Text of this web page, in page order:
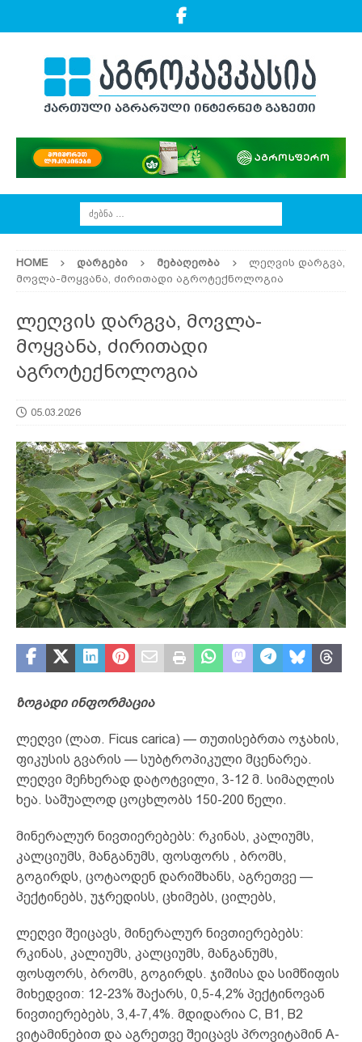
HOME ᲓᲐᲠᲒᲔᲑᲘ ᲛᲔᲑᲐᲦᲔᲝᲑᲐ
ლეღვის დარგვა,
მოვლა-მოყვანა, ძირითადი აგროტექნოლოგია
ლეღვის დარგვა, მოვლა-
მოყვანა, ძირითადი
აგროტექნოლოგია
05.03.2026
ზოგადი ინფორმაცია
ლეღვი (ლათ. Ficus carica) — თუთისებრთა ოჯახის,
ფიკუსის გვარის — სუბტროპიკული მცენარეა.
ლეღვი მეჩხერად დატოტვილი, 3-12 მ. სიმაღლის
ხეა. საშუალოდ ცოცხლობს 150-200 წელი.
მინერალურ ნივთიერებებს: რკინას, კალიუმს,
კალციუმს, მანგანუმს, ფოსფორს , ბრომს,
გოგირდს, ცოტაოდენ დარიშხანს, აგრეთვე —
პექტინებს, უჯრედისს, ცხიმებს, ცილებს,
ლეღვი შეიცავს, მინერალურ ნივთიერებებს:
რკინას, კალიუმს, კალციუმს, მანგანუმს,
ფოსფორს, ბრომს, გოგირდს. ჯიშისა და სიმწიფის
მიხედვით: 12-23% შაქარს, 0,5-4,2% პექტინოვან
ნივთიერებებს, 3,4-7,4%. მდიდარია C, B1, B2
ვიტამინებით და აგრეთვე შეიცავს პროვიტამინ A-